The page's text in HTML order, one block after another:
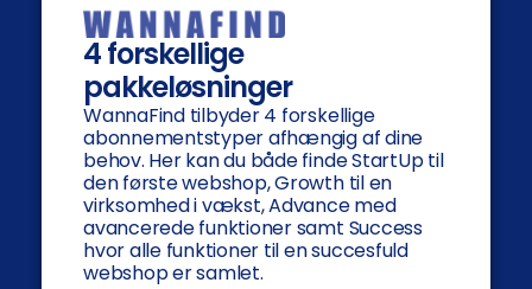
4 forskellige
pakkeløsninger
WannaFind tilbyder 4 forskellige
abonnementstyper afhængig af dine
behov. Her kan du både finde StartUp til
den første webshop, Growth til en
virksomhed i vækst, Advance med
avancerede funktioner samt Success
hvor alle funktioner til en succesfuld
webshop er samlet.